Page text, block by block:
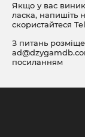
Якщо у вас
ласка, напишіть
скористайтеся
З питань
посиланням